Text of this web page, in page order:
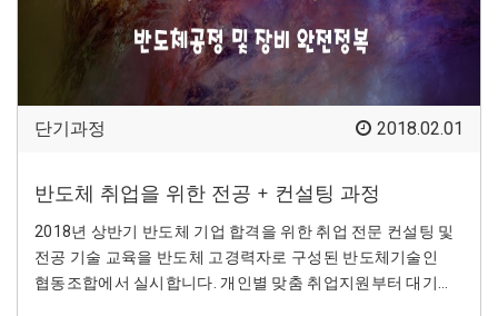
단기과정 2018.02.01
반도체 취업을 위한 전공 + 컨설팅 과정
2018년 상반기 반도체 기업 합격을 위한 취업 전문 컨설팅 및
전공 기술 교육을 반도체 고경력자로 구성된 반도체기술인
협동조합에서 실시합니다. 개인별 맞춤 취업지원부터 대기업,